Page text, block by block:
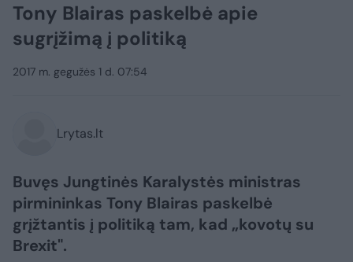
Tony Blairas paskelbė apie
sugrįžimą į politiką
2017 m. gegužės 1 d. 07:54
Lrytas.lt
Buvęs Jungtinės Karalystės ministras
pirmininkas Tony Blairas paskelbė
grįžtantis į politiką tam, kad „kovotų su
Brexit".